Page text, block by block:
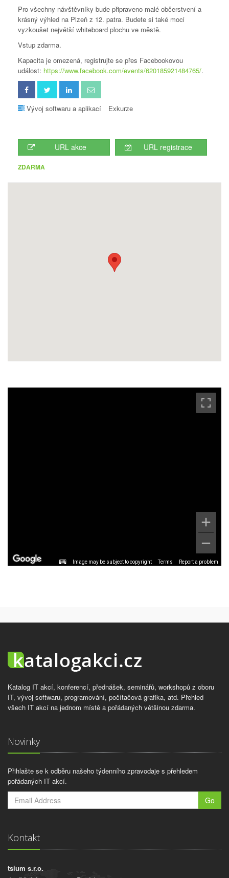
Pro všechny návštěvníky bude připraveno malé občerstvení a
krásný výhled na Plzeň z 12. patra. Budete si také moci
vyzkoušet největší whiteboard plochu ve městě.
Vstup zdarma.
Kapacita je omezená, registrujte se přes Facebookovou
událost: https://www.facebook.com/events/620185921484765/.
Vývoj softwaru a aplikací Exkurze
URL akce URL registrace
ZDARMA
Image may be subject to copyright Terms Report a problem
Katalog IT akcí, konferencí, přednášek, seminářů, workshopů z oboru
IT, vývoj softwaru, programování, počítačová grafika, atd. Přehled
všech IT akcí na jednom místě a pořádaných většinou zdarma.
Novinky
Přihlašte se k odběru našeho týdenního zpravodaje s přehledem
pořádaných IT akcí.
Go
Kontakt
tsium s.r.o.